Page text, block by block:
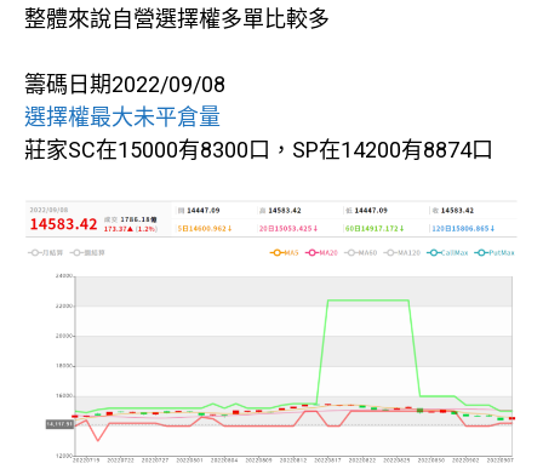
整體來說自營選擇權多單比較多
籌碼日期2022/09/08
選擇權最大未平倉量
莊家SC在15000有8300口，SP在14200有8874口